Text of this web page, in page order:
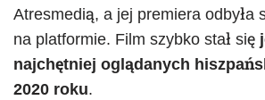
Atresmedią, a jej premiera odbyła
na platformie. Film szybko stał się
najchętniej oglądanych
2020 roku.